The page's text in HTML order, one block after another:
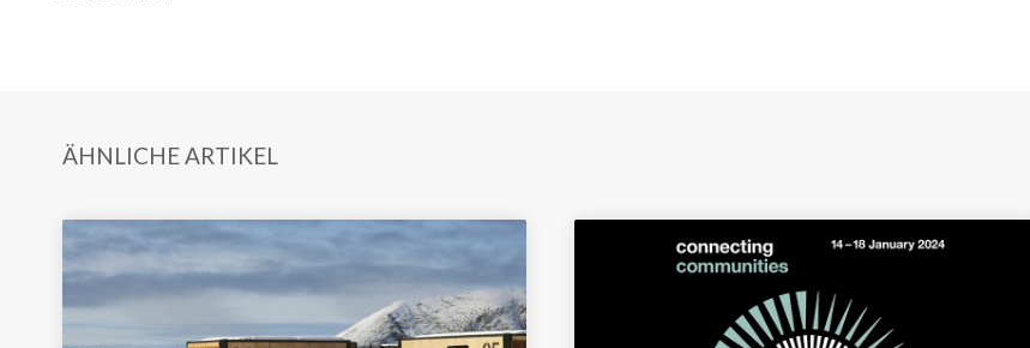
ÄHNLICHE ARTIKEL